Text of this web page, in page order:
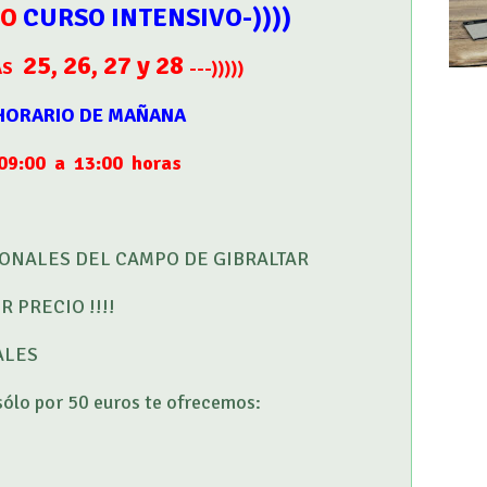
CURSO INTENSIVO-))))
25, 26, 27 y 28 ---)))))
DE MAÑANA
a 13:00 horas
DEL CAMPO DE GIBRALTAR
PRECIO !!!!
por 50 euros te ofrecemos: